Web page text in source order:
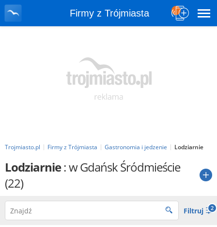
Firmy z Trójmiasta
Trojmiasto.pl Firmy z Trójmiasta Gastronomia i jedzenie Lodziarnie
Lodziarnie: w Gdańsk Śródmieście
(22)
Filtruj 2